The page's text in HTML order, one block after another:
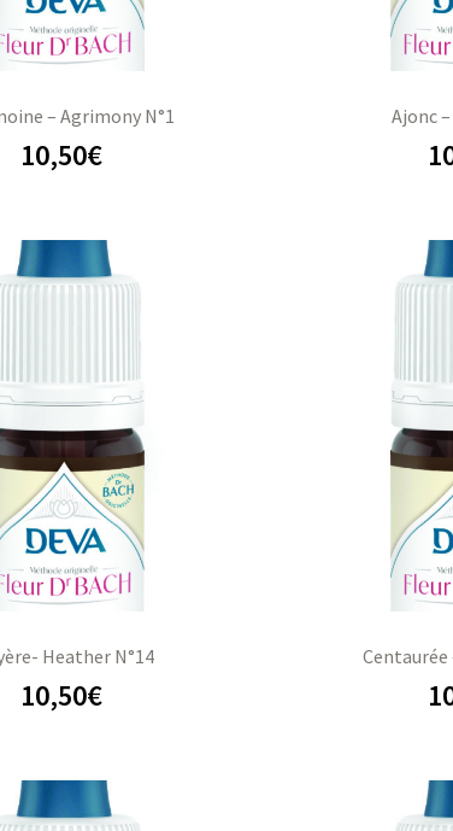
– Agrimony N°1
10,50€
Ajonc
Heather N°14
10,50€
Centaurée